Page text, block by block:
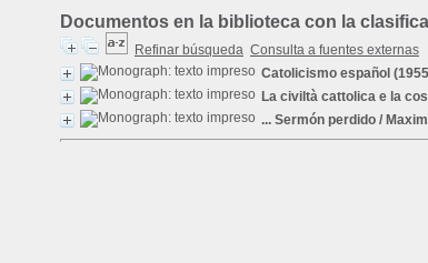
Documentos en la biblioteca con la
Refinar búsqueda Consulta a fuentes externas
Catolicismo español
La civiltà cattolica e la
... Sermón perdido /